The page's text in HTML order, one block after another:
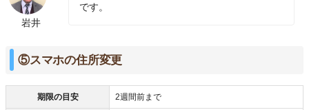
岩井
です。
⑤スマホの住所変更
期限の目安 2週間前まで